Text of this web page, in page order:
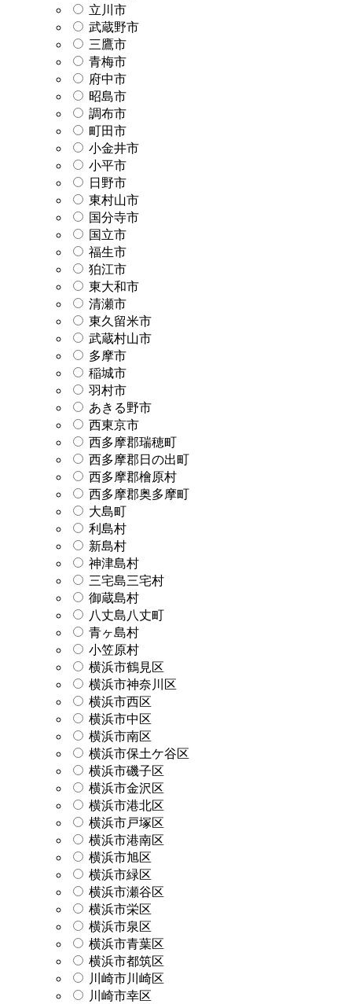
立川市
武蔵野市
三鷹市
青梅市
府中市
昭島市
調布市
町田市
小金井市
小平市
日野市
東村山市
国分寺市
国立市
福生市
狛江市
東大和市
清瀬市
東久留米市
武蔵村山市
多摩市
稲城市
羽村市
あきる野市
西東京市
西多摩郡瑞穂町
西多摩郡日の出町
西多摩郡檜原村
西多摩郡奥多摩町
大島町
利島村
新島村
神津島村
三宅島三宅村
御蔵島村
八丈島八丈町
青ヶ島村
小笠原村
横浜市鶴見区
横浜市神奈川区
横浜市西区
横浜市中区
横浜市南区
横浜市保土ケ谷区
横浜市磯子区
横浜市金沢区
横浜市港北区
横浜市戸塚区
横浜市港南区
横浜市旭区
横浜市緑区
横浜市瀬谷区
横浜市栄区
横浜市泉区
横浜市青葉区
横浜市都筑区
川崎市川崎区
川崎市幸区